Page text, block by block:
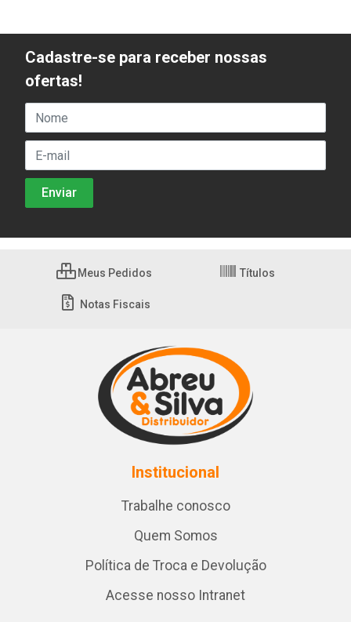
Cadastre-se para receber nossas
ofertas!
Meus Pedidos Títulos
Notas Fiscais
Institucional
Trabalhe conosco
Quem Somos
Política de Troca e Devolução
Acesse nosso Intranet